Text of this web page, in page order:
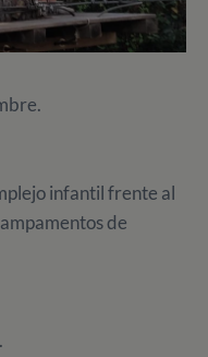
infantil frente al
de